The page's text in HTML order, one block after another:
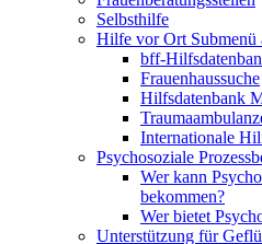
Selbsthilfe
Hilfe vor Ort Submenü
bff-
Frauenhaussuche
Hilfsdatenbank
Internationale
Psychosoziale
Wer kann
bekommen?
Wer bietet
Unterstützung für